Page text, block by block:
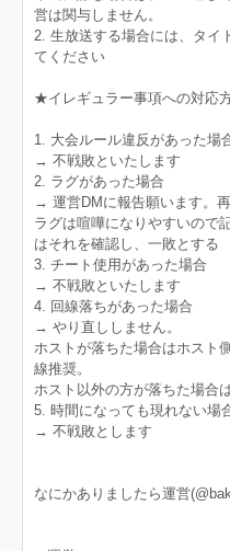
営は関与しません。
2. 生放送する場合には、タイ
てください
★イレギュラー事項への対応
1. 大会ルール違反があった場
→ 不戦敗といたします
2. ラグがあった場合
→ 運営DMに報告願います。再
ラグは喧嘩になりやすいので
はそれを確認し、一敗とする
3. チート使用があった場合
→ 不戦敗といたします
4. 回線落ちがあった場合
→ やり直ししません。
ホストが落ちた場合はホスト
線推奨。
ホスト以外の方が落ちた場合
5. 時間になっても現れない場
→ 不戦敗とします
なにかありましたら運営